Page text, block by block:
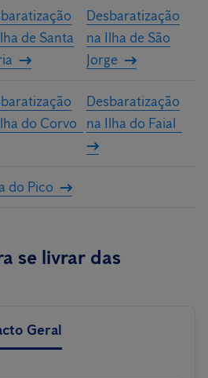
de Santa
Desbaratização
na Ilha de São
Jorge
do Corvo
Desbaratização
na Ilha do Faial
do Pico
se livrar das
Geral